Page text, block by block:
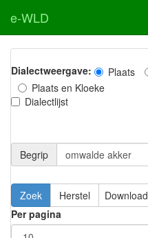
e-WLD
Dialectweergave: Plaats
Plaats en Kloeke
Dialectlijst
Begrip
Zoek Herstel
Download
Per pagina